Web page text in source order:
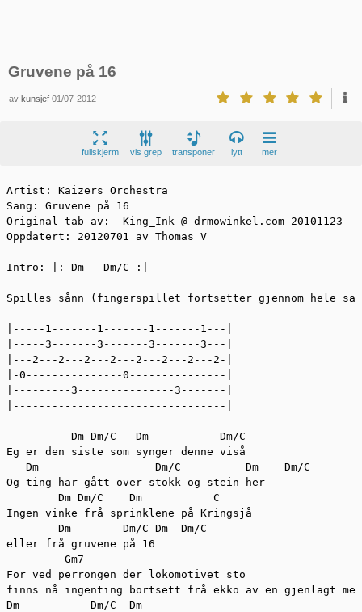
Gruvene på 16
avkunsjef 01/07-2012
fullskjerm vis grep transponer lytt mer
Artist: Kaizers Orchestra
Sang: Gruvene på 16
Original tab av:  King_Ink @ drmowinkel.com 20101123
Oppdatert: 20120701 av Thomas V
Intro: |: Dm - Dm/C :|
Spilles sånn (fingerspillet fortsetter gjennom hele
|-----1-------1-------1-------1---|
|-----3-------3-------3-------3---|
|---2---2---2---2---2---2---2---2-|
|-0---------------0---------------|
|---------3---------------3-------|
|---------------------------------|
          Dm Dm/C   Dm           Dm/C
Eg er den siste som synger denne viså
   Dm                  Dm/C          Dm    Dm/C
Og ting har gått over stokk og stein her
        Dm Dm/C    Dm           C
Ingen vinke frå sprinklene på Kringsjå
        Dm        Dm/C Dm  Dm/C
eller frå gruvene på 16
         Gm7
For ved perrongen der lokomotivet sto
finns nå ingenting bortsett frå ekko av en gjenlagt
Dm           Dm/C  Dm